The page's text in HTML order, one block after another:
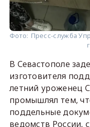
Фото: Пресс-служба
В Севастополе
изготовителя
летний уроженец
промышлял тем,
поддельные
ведомств России,